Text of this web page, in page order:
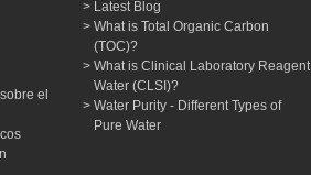
el
Latest Blog
What is Total Organic Carbon
(TOC)?
What is Clinical Laboratory Reagent
Water (CLSI)?
Water Purity - Different Types of
Pure Water